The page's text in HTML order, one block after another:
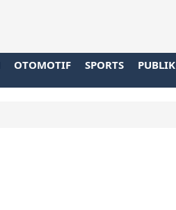
OTOMOTIF SPORTS PUBLIK